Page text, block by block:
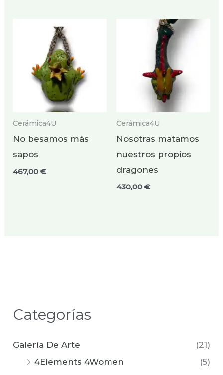
Cerámica4U
No besamos más
sapos
467,00€
Cerámica4U
Nosotras matamos
nuestros propios
dragones
430,00 €
Categorías
Galería De Arte
(21)
4Elements 4Women
(5)